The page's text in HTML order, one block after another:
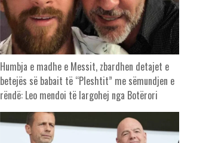
Humbja e madhe e Messit, zbardhen detajet e
betejës së babait të “Pleshtit” me sëmundjen e
rëndë: Leo mendoi të largohej nga Botërori